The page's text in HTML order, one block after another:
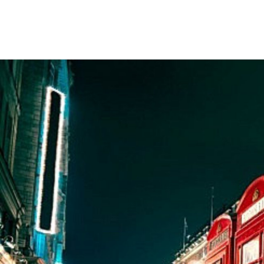
Motion&Emotion | Agencia de Marketing Digital, BTL y Eventos
Agencia de Marketing Digital, BTL y Eventos